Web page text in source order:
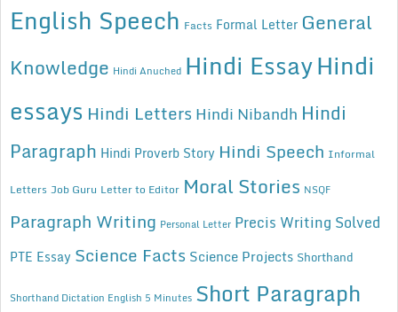
English Speech Facts Formal Letter General
Knowledge Hindi Anuched Hindi EssayHindi
essays Hindi Letters Hindi Nibandh Hindi
Paragraph Hindi Proverb Story Hindi Speech Informal
Letters Job Guru Letter to Editor Moral Stories NSQF
Paragraph Writing Personal Letter Precis Writing Solved
PTE Essay Science Facts Science Projects Shorthand
Shorthand Dictation English 5 Minutes Short Paragraph